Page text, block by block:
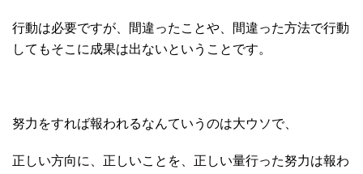
行動は必要ですが、間違ったことや、間違った方法で行動
してもそこに成果は出ないということです。
努力をすれば報われるなんていうのは大ウソで、
正しい方向に、正しいことを、正しい量行った努力は報わ